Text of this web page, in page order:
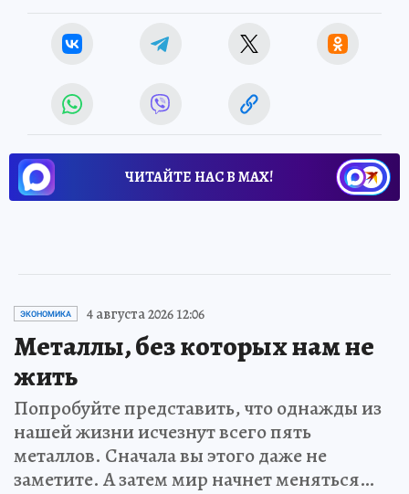
ЧИТАЙТЕ НАС В МАХ!
ЭКОНОМИКА 4 августа 2026 12:06
Металлы, без которых нам не
жить
Попробуйте представить, что однажды из
нашей жизни исчезнут всего пять
металлов. Сначала вы этого даже не
заметите. А затем мир начнет меняться…